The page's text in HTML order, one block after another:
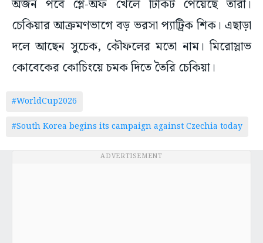
অর্জন পর্বে প্লে-অফ খেলে টিকিট পেয়েছে তারা।
চেকিয়ার আক্রমণভাগে বড় ভরসা প্যাট্রিক শিক। এছাড়া
দলে আছেন সুচেক, কৌফলের মতো নাম। মিরোস্লাভ
কোবেকের কোচিংয়ে চমক দিতে তৈরি চেকিয়া।
#WorldCup2026
#South Korea begins its campaign against Czechia today
ADVERTISEMENT